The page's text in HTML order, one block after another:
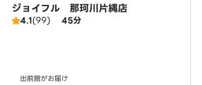
ジョイフル 那珂川片縄店
4.1(99) 45分
出前館がお届け